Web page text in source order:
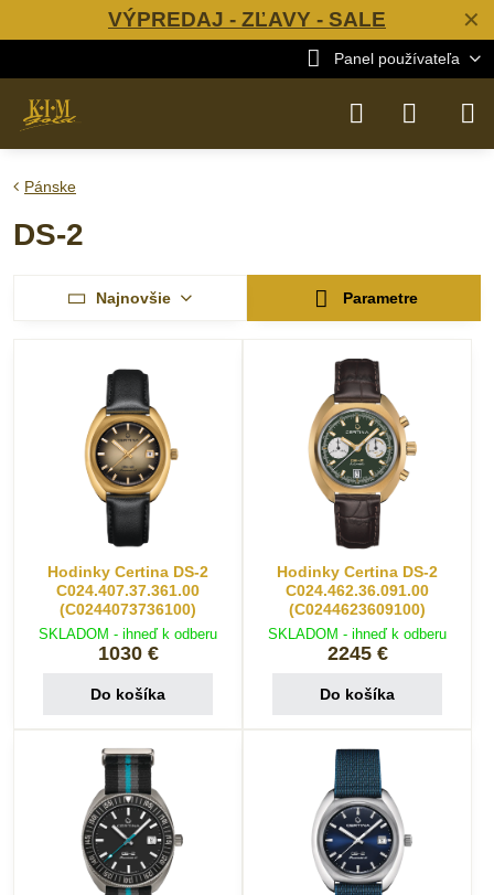
✕
VÝPREDAJ - ZĽAVY - SALE
Panel používateľa
Pánske
DS-2
Najnovšie Parametre
Hodinky Certina DS-2
C024.407.37.361.00
(C0244073736100)
SKLADOM - ihneď k odberu
1030 €
Do košíka
Hodinky Certina DS-2
C024.462.36.091.00
(C0244623609100)
SKLADOM - ihneď k odberu
2245 €
Do košíka